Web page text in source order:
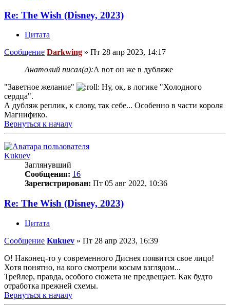
Re: The Wish (Disney, 2023)
Цитата
Сообщение Darkwing » Пт 28 апр 2023, 14:17
Анатолий писал(а):А вот он же в дубляже
"Заветное желание"
Ну, ок, в логике "Холодного
сердца".
А дубляж реплик, к слову, так себе... Особенно в части короля
Магнифико.
Вернуться к началу
Kukuev
Заглянувший
Сообщения: 16
Зарегистрирован: Пт 05 авг 2022, 10:36
Re: The Wish (Disney, 2023)
Цитата
Сообщение Kukuev » Пт 28 апр 2023, 16:39
О! Наконец-то у современного Диснея появится свое лицо!
Хотя понятно, на кого смотрели косым взглядом...
Трейлер, правда, особого сюжета не предвещает. Как будто
отработка прежней схемы.
Вернуться к началу